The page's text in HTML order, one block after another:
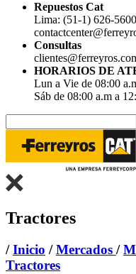
Repuestos Cat
Lima: (51-1) 626-5600
Consultas
HORARIOS DE
Lun a Vie de 08:00
Sáb de 08:00 a.m a
Tractores
/Inicio /Mercados /
Tractores